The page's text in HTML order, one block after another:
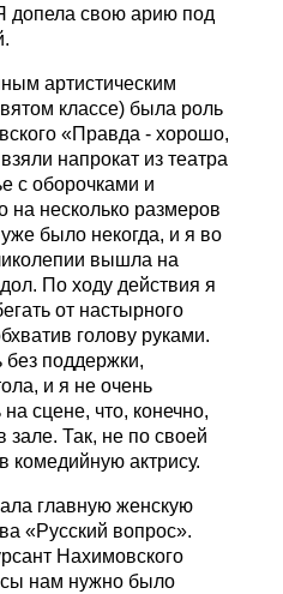
допела свою арию под
артистическим
классе) была роль
«Правда - хорошо,
напрокат из театра
с оборочками и
несколько размеров
было некогда, и я во
вышла на
По ходу действия я
от настырного
голову руками.
поддержки,
и я не очень
сцене, что, конечно,
зале. Так, не по своей
комедийную актрису.
главную женскую
«Русский вопрос».
Нахимовского
нам нужно было